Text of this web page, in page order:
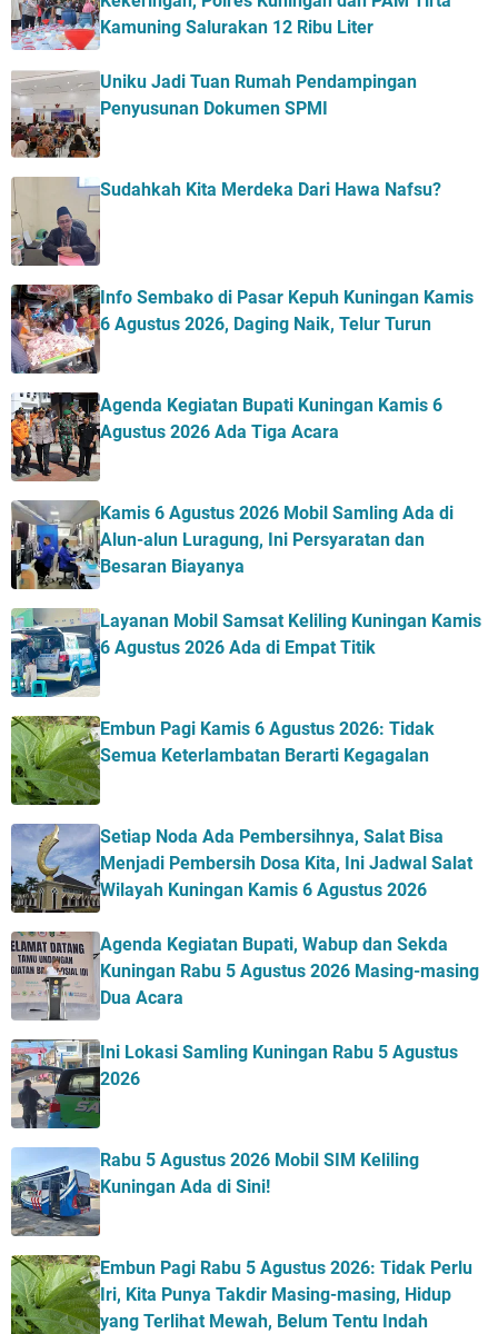
Kamuning Salurakan 12 Ribu Liter
Uniku Jadi Tuan Rumah Pendampingan
Penyusunan Dokumen SPMI
Sudahkah Kita Merdeka Dari Hawa Nafsu?
Info Sembako di Pasar Kepuh Kuningan Kamis
6 Agustus 2026, Daging Naik, Telur Turun
Agenda Kegiatan Bupati Kuningan Kamis 6
Agustus 2026 Ada Tiga Acara
Kamis 6 Agustus 2026 Mobil Samling Ada di
Alun-alun Luragung, Ini Persyaratan dan
Besaran Biayanya
Layanan Mobil Samsat Keliling Kuningan Kamis
6 Agustus 2026 Ada di Empat Titik
Embun Pagi Kamis 6 Agustus 2026: Tidak
Semua Keterlambatan Berarti Kegagalan
Setiap Noda Ada Pembersihnya, Salat Bisa
Menjadi Pembersih Dosa Kita, Ini Jadwal Salat
Wilayah Kuningan Kamis 6 Agustus 2026
Agenda Kegiatan Bupati, Wabup dan Sekda
Kuningan Rabu 5 Agustus 2026 Masing-masing
Dua Acara
Ini Lokasi Samling Kuningan Rabu 5 Agustus
2026
Rabu 5 Agustus 2026 Mobil SIM Keliling
Kuningan Ada di Sini!
Embun Pagi Rabu 5 Agustus 2026: Tidak Perlu
Iri, Kita Punya Takdir Masing-masing, Hidup
yang Terlihat Mewah, Belum Tentu Indah